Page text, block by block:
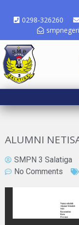
0298-326260
ALUMNI
SMPN 3 Salatiga
No Comments